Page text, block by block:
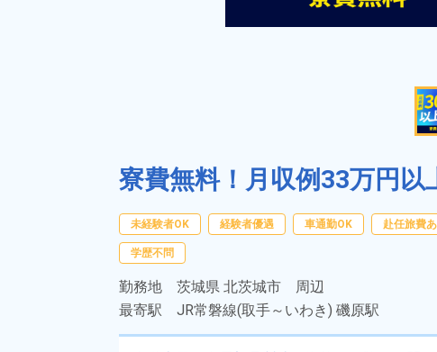
寮費無料！月収例33万円以
未経験者OK 経験者優遇 車通勤OK 赴任旅費
学歴不問
勤務地 茨城県 北茨城市 周辺
最寄駅 JR常磐線(取手～いわき) 磯原駅